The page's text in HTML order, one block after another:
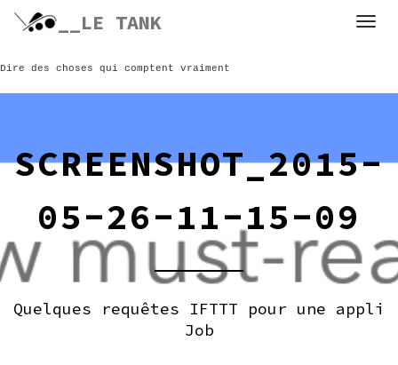
Skip
__LE TANK
Dire des choses qui comptent vraiment
SCREENSHOT_2015-
05-26-11-15-09
Quelques requêtes IFTTT pour une appli
Job